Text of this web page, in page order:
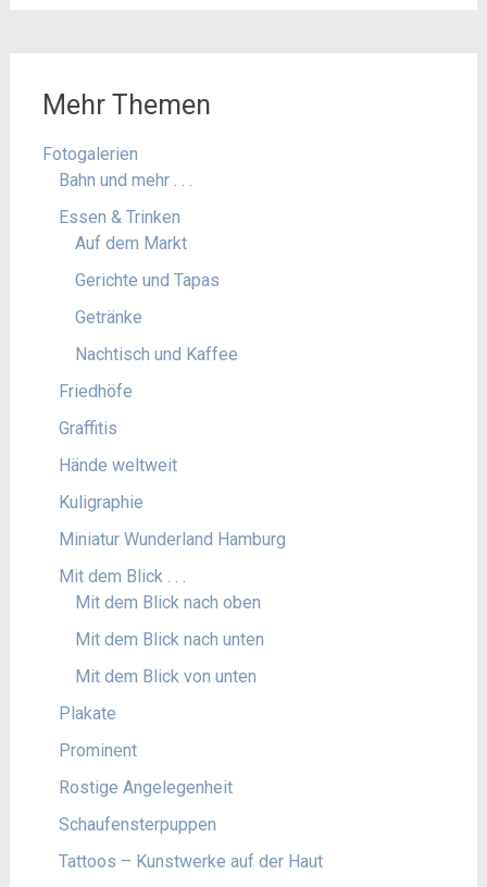
Mehr Themen
Fotogalerien
Bahn und mehr . . .
Essen & Trinken
Auf dem Markt
Gerichte und Tapas
Getränke
Nachtisch und Kaffee
Friedhöfe
Graffitis
Hände weltweit
Kuligraphie
Miniatur Wunderland Hamburg
Mit dem Blick . . .
Mit dem Blick nach oben
Mit dem Blick nach unten
Mit dem Blick von unten
Plakate
Prominent
Rostige Angelegenheit
Schaufensterpuppen
Tattoos – Kunstwerke auf der Haut